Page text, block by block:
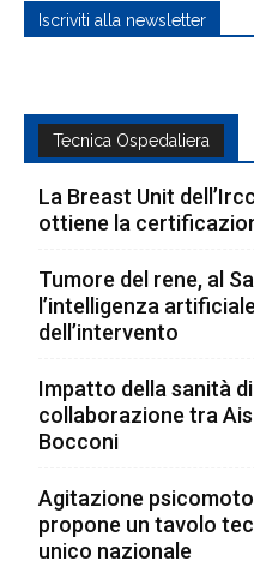
Iscriviti alla newsletter
Tecnica Ospedaliera
La Breast Unit
ottiene la
Tumore del rene, al
l’intelligenza
dell’intervento
Impatto della sanità
collaborazione tra
Bocconi
Agitazione
propone un tavolo
unico nazionale